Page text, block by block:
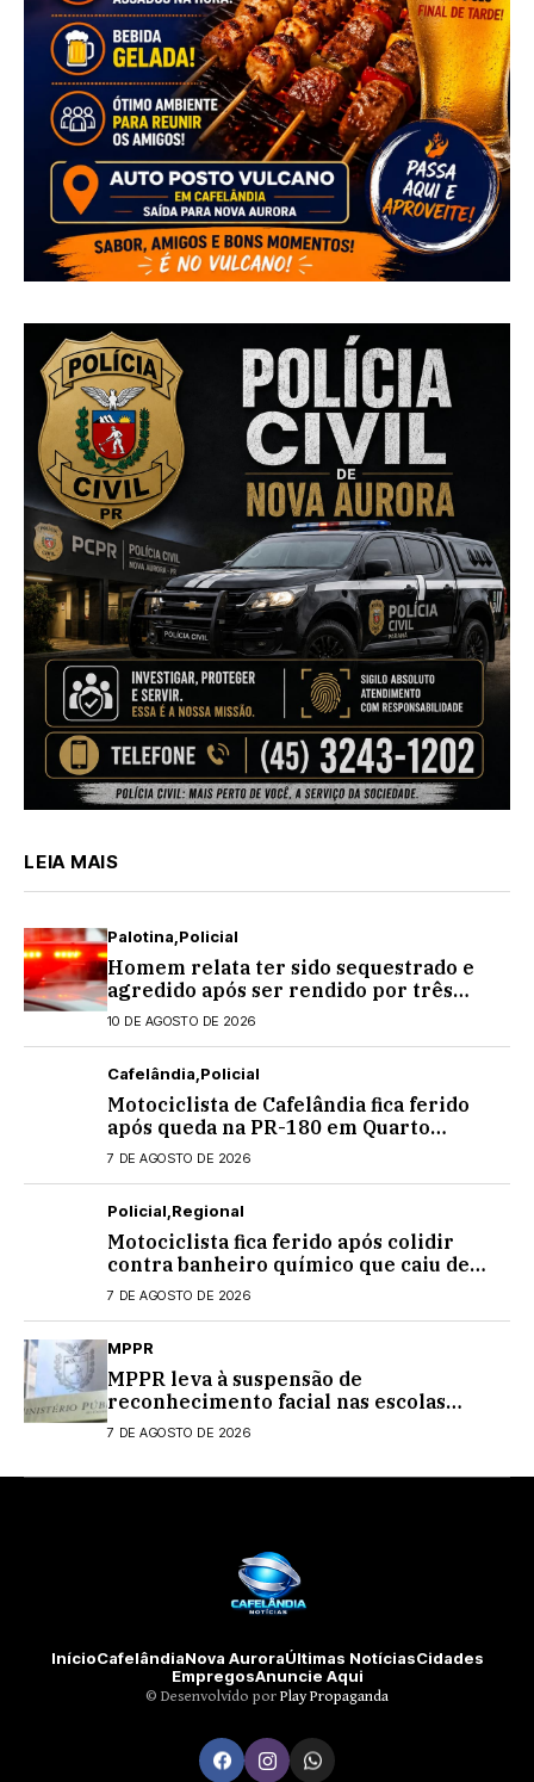
LEIA MAIS
Palotina Policial
Homem relata ter sido sequestrado e
agredido após ser rendido por três
indivíduos em Palotina
10 DE AGOSTO DE 2026
Cafelândia Policial
Motociclista de Cafelândia fica ferido
após queda na PR-180 em Quarto
Centenário
7 DE AGOSTO DE 2026
Policial Regional
Motociclista fica ferido após colidir
contra banheiro químico que caiu de
caminhão na PRC-467, em Cascavel
7 DE AGOSTO DE 2026
MPPR
MPPR leva à suspensão de
reconhecimento facial nas escolas
estaduais
7 DE AGOSTO DE 2026
InícioCafelândiaNova AuroraÚltimas NotíciasCidades
EmpregosAnuncie Aqui
©️ Desenvolvido por Play Propaganda